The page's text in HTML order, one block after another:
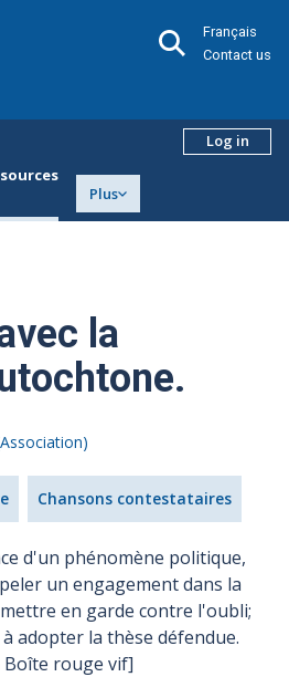
Français
Contact us
Plus
Log in
la
Chansons contestataires
d'un phénomène politique,
un engagement dans la
en garde contre l'oubli;
adopter la thèse défendue.
Boîte rouge vif]